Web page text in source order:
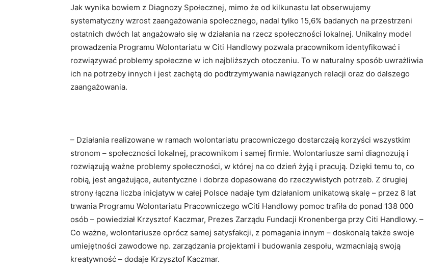
Jak wynika bowiem z Diagnozy Społecznej, mimo że od kilkunastu lat obserwujemy
systematyczny wzrost zaangażowania społecznego, nadal tylko 15,6% badanych na przestrzeni
ostatnich dwóch lat angażowało się w działania na rzecz społeczności lokalnej. Unikalny model
prowadzenia Programu Wolontariatu w Citi Handlowy pozwala pracownikom identyfikować i
rozwiązywać problemy społeczne w ich najbliższych otoczeniu. To w naturalny sposób uwrażliwia
ich na potrzeby innych i jest zachętą do podtrzymywania nawiązanych relacji oraz do dalszego
zaangażowania.
– Działania realizowane w ramach wolontariatu pracowniczego dostarczają korzyści wszystkim
stronom – społeczności lokalnej, pracownikom i samej firmie. Wolontariusze sami diagnozują i
rozwiązują ważne problemy społeczności, w której na co dzień żyją i pracują. Dzięki temu to, co
robią, jest angażujące, autentyczne i dobrze dopasowane do rzeczywistych potrzeb. Z drugiej
strony łączna liczba inicjatyw w całej Polsce nadaje tym działaniom unikatową skalę – przez 8 lat
trwania Programu Wolontariatu Pracowniczego wCiti Handlowy pomoc trafiła do ponad 138 000
osób – powiedział Krzysztof Kaczmar, Prezes Zarządu Fundacji Kronenberga przy Citi Handlowy. –
Co ważne, wolontariusze oprócz samej satysfakcji, z pomagania innym – doskonalą także swoje
umiejętności zawodowe np. zarządzania projektami i budowania zespołu, wzmacniają swoją
kreatywność – dodaje Krzysztof Kaczmar.